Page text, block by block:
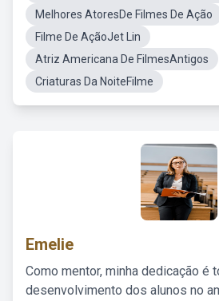
Melhores AtoresDe Filmes De Ação
Filme De AçãoJet Lin
Atriz Americana De FilmesAntigos
Criaturas Da NoiteFilme
Emelie
Como mentor, minha dedicação é
desenvolvimento dos alunos no